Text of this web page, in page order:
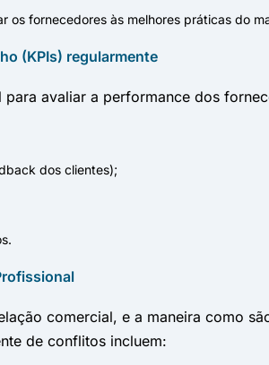
os fornecedores às melhores práticas do
(KPIs) regularmente
para avaliar a performance dos
dos clientes);
comercial, e a maneira como
de conflitos incluem: